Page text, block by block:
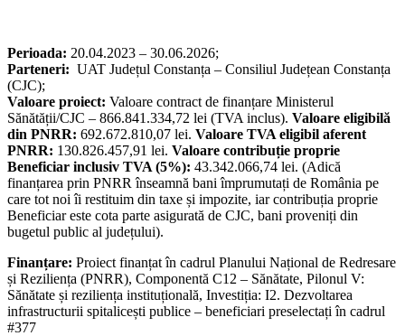
Perioada: 20.04.2023 – 30.06.2026;
Parteneri: UAT Județul Constanța – Consiliul Județean Constanța
(CJC);
Valoare proiect: Valoare contract de finanțare Ministerul
Sănătății/CJC – 866.841.334,72 lei (TVA inclus). Valoare eligibilă
din PNRR: 692.672.810,07 lei. Valoare TVA eligibil aferent
PNRR: 130.826.457,91 lei. Valoare contribuție proprie
Beneficiar inclusiv TVA (5%): 43.342.066,74 lei. (Adică
finanțarea prin PNRR înseamnă bani împrumutați de România pe
care tot noi îi restituim din taxe și impozite, iar contribuția proprie
Beneficiar este cota parte asigurată de CJC, bani proveniți din
bugetul public al județului).
Finanțare: Proiect finanțat în cadrul Planului Național de Redresare
și Reziliența (PNRR), Componentă C12 – Sănătate, Pilonul V:
Sănătate și reziliența instituțională, Investiția: I2. Dezvoltarea
infrastructurii spitalicești publice – beneficiari preselectați în cadrul
#377